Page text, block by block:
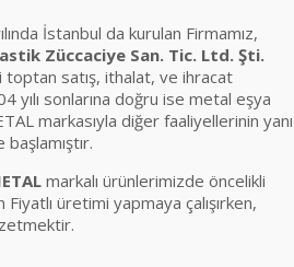
İstanbul da kurulan Firmamız,
Züccaciye San. Tic. Ltd. Şti.
toptan satış, ithalat, ve ihracat
yılı sonlarına doğru ise metal eşya
markasıyla diğer faaliyellerinin yanı
markalı ürünlerimizde öncelikli
Fiyatlı üretimi yapmaya çalışırken,